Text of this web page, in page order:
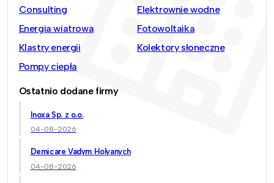
Consulting
Elektrownie wodne
Energia wiatrowa
Fotowoltaika
Klastry energii
Kolektory słoneczne
Pompy ciepła
Ostatnio dodane firmy
Inoxa Sp. z o.o.
04-08-2026
Demicare Vadym Holyanych
04-08-2026